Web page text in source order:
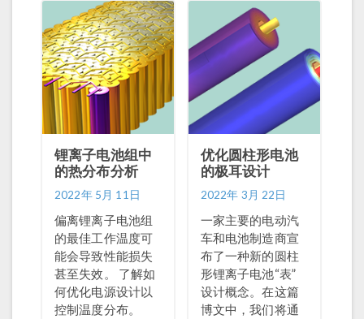
锂离子电池组中
的热分布分析
2022年 5月 11日
偏离锂离子电池组
的最佳工作温度可
能会导致性能损失
甚至失效。 了解如
何优化电源设计以
控制温度分布。
优化圆柱形电池
的极耳设计
2022年 3月 22日
一家主要的电动汽
车和电池制造商宣
布了一种新的圆柱
形锂离子电池“表”
设计概念。在这篇
博文中，我们将通